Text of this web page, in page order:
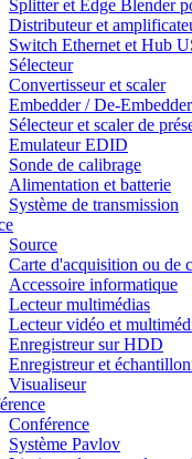
Splitter et Edge Blender
Distributeur et
Switch Ethernet et Hub
Sélecteur
Convertisseur et scaler
Embedder / De-Embedder
Sélecteur et scaler de
Emulateur EDID
Sonde de calibrage
Alimentation et batterie
Système de transmission
Source
Carte d'acquisition ou de
Accessoire informatique
Lecteur multimédias
Lecteur vidéo et
Enregistreur sur HDD
Enregistreur et
Visualiseur
Conférence
Système Pavlov